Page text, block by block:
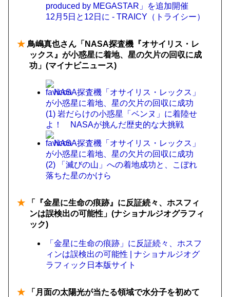
produced by MEGASTAR」を追加開催
12月5日と12日に - TRAICY（トライシー）
★ 鳥嶋真也さん「NASA探査機『オサイリス・レ
ックス』が小惑星に着地、星の欠片の回収に成
功」(マイナビニュース)
NASA探査機「オサイリス・レックス」
が小惑星に着地、星の欠片の回収に成功
(1) 岩だらけの小惑星「ベンヌ」に着陸せ
よ！ NASAが挑んだ歴史的な大挑戦
NASA探査機「オサイリス・レックス」
が小惑星に着地、星の欠片の回収に成功
(2) 「滅びの山」への着地成功と、こぼれ
落ちた星のかけら
★ 「『金星に生命の痕跡』に反証続々、ホスフィ
ンは誤検出の可能性」(ナショナルジオグラフィ
ック)
「金星に生命の痕跡」に反証続々、ホスフ
ィンは誤検出の可能性 | ナショナルジオグ
ラフィック日本版サイト
★ 「月面の太陽光が当たる領域で水分子を初めて